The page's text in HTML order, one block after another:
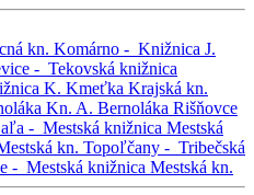
kn. Komárno - Knižnica J.
- Tekovská knižnica
K. Kmeťka Krajská kn.
Kn. A. Bernoláka Rišňovce
- Mestská knižnica Mestská
kn. Topoľčany - Tribečská
- Mestská knižnica Mestská kn.